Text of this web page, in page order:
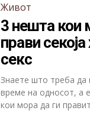
Живот
3 нешта кои
прави
секс
Знаете што треба да
време на односот, а
кои мора да ги